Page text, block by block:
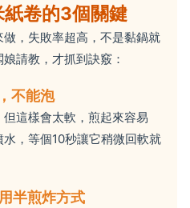
卷的3個關鍵
，失敗率超高，不是黏鍋就
請教，才抓到訣竅：
不能泡
這樣會太軟，煎起來容易
，等個10秒讓它稍微回軟就
半煎炸方式